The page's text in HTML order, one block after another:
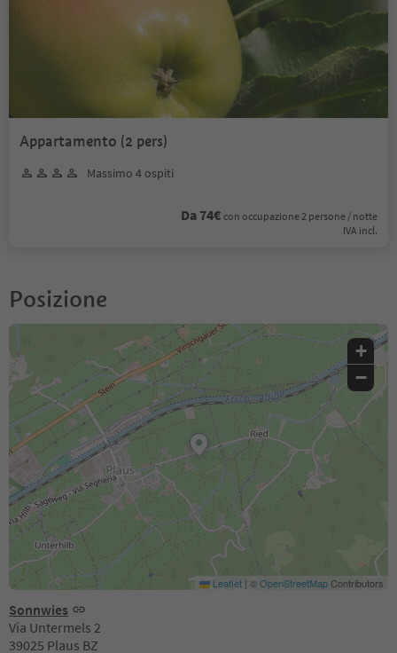
Appartamento (2 pers)
Massimo 4 ospiti
Da 74€ con occupazione 2 persone / notte
IVA incl.
Posizione
Sonnwies
Via Untermels 2
39025 Plaus BZ
+
−
Leaflet | ©OpenStreetMapContributors